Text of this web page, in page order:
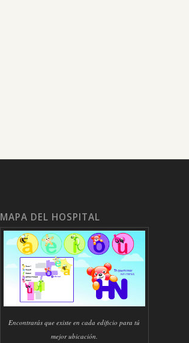
MAPA DEL HOSPITAL
Encontrarás que existe en cada edificio para tú
mejor ubicación.